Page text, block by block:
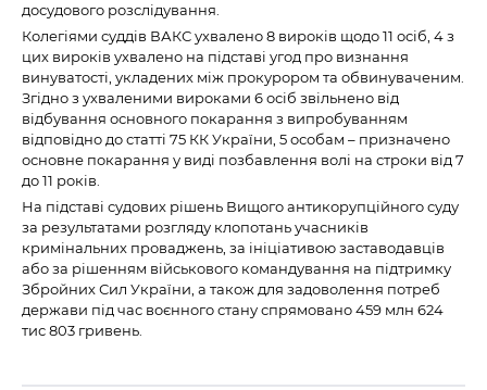
досудового розслідування.
Колегіями суддів ВАКС ухвалено 8 вироків щодо 11 осіб, 4 з
цих вироків ухвалено на підставі угод про визнання
винуватості, укладених між прокурором та обвинуваченим.
Згідно з ухваленими вироками 6 осіб звільнено від
відбування основного покарання з випробуванням
відповідно до статті 75 КК України, 5 особам – призначено
основне покарання у виді позбавлення волі на строки від 7
до 11 років.
На підставі судових рішень Вищого антикорупційного суду
за результатами розгляду клопотань учасників
кримінальних проваджень, за ініціативою заставодавців
або за рішенням військового командування на підтримку
Збройних Сил України, а також для задоволення потреб
держави під час воєнного стану спрямовано 459 млн 624
тис 803 гривень.